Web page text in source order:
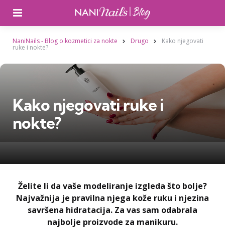
NaniNails - Blog o kozmetici za nokte Drugo Kako njegovati
ruke i nokte?
Kako njegovati ruke i
nokte?
Želite li da vaše modeliranje izgleda što bolje?
Najvažnija je pravilna njega kože ruku i njezina
savršena hidratacija. Za vas sam odabrala
najbolje proizvode za manikuru.